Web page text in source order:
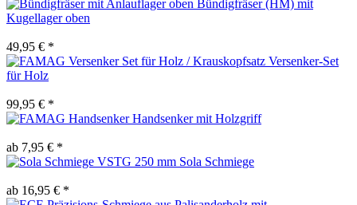
Bündigfräser (HM) mit
Kugellager oben
49,95 € *
Versenker-Set
für Holz
99,95 € *
Handsenker mit Holzgriff
ab 7,95 € *
Sola Schmiege
ab 16,95 € *